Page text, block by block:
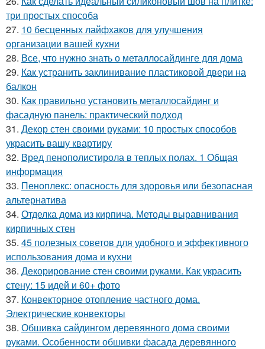
три простых способа
27. 10 бесценных лайфхаков для улучшения
организации вашей кухни
28. Все, что нужно знать о металлосайдинге для дома
29. Как устранить заклинивание пластиковой двери на
балкон
30. Как правильно установить металлосайдинг и
фасадную панель: практический подход
31. Декор стен своими руками: 10 простых способов
украсить вашу квартиру
32. Вред пенополистирола в теплых полах. 1 Общая
информация
33. Пеноплекс: опасность для здоровья или безопасная
альтернатива
34. Отделка дома из кирпича. Методы выравнивания
кирпичных стен
35. 45 полезных советов для удобного и эффективного
использования дома и кухни
36. Декорирование стен своими руками. Как украсить
стену: 15 идей и 60+ фото
37. Конвекторное отопление частного дома.
Электрические конвекторы
38. Обшивка сайдингом деревянного дома своими
руками. Особенности обшивки фасада деревянного